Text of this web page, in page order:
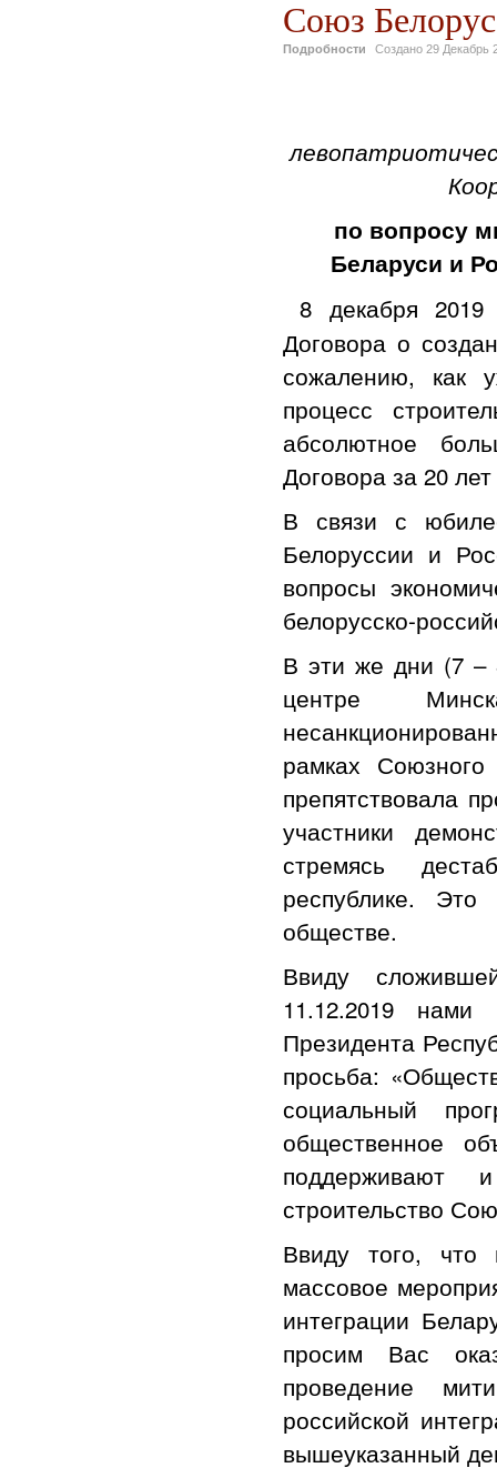
Союз
Подробности Создано 29 Декабрь
по вопросу
Беларуси и
8 декабря
Договора о
сожалению, как
процесс
абсолютное
Договора за 20
В связи с
Белоруссии и
вопросы
белорусско-
В эти же дни (7 –
центре
рамках
препятствовала
участники
стремясь
республике.
обществе.
Ввиду
11.12.2019
Президента
просьба:
социальный
общественное
поддерживают
строительство
Ввиду того, что
массовое
интеграции
просим Вас
проведение
российской
вышеуказанный